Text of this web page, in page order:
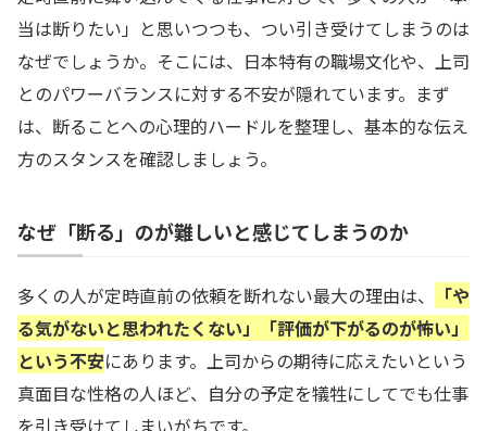
当は断りたい」と思いつつも、つい引き受けてしまうのは
なぜでしょうか。そこには、日本特有の職場文化や、上司
とのパワーバランスに対する不安が隠れています。まず
は、断ることへの心理的ハードルを整理し、基本的な伝え
方のスタンスを確認しましょう。
なぜ「断る」のが難しいと感じてしまうのか
多くの人が定時直前の依頼を断れない最大の理由は、
「や
る気がないと思われたくない」「評価が下がるのが怖い」
という不安にあります。上司からの期待に応えたいという
真面目な性格の人ほど、自分の予定を犠牲にしてでも仕事
を引き受けてしまいがちです。